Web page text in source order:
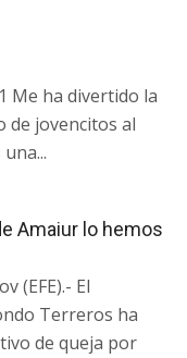
Me ha divertido la
de jovencitos al
Amaiur lo hemos
(EFE).- El
Terreros ha
de queja por